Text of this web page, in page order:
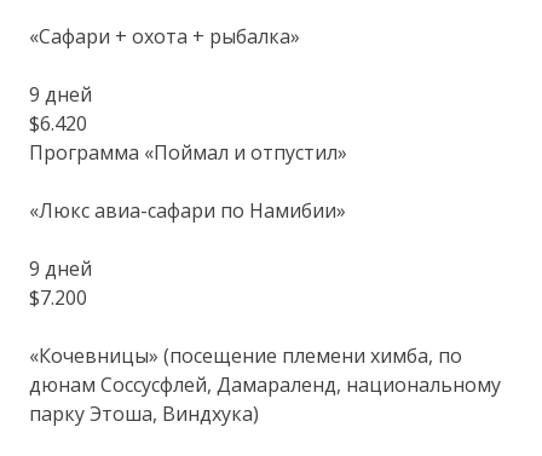
«Сафари + охота + рыбалка»
9 дней
$6.420
Программа «Поймал и отпустил»
«Люкс авиа-сафари по Намибии»
9 дней
$7.200
«Кочевницы» (посещение племени химба, по
дюнам Соссусфлей, Дамараленд, национальному
парку Этоша, Виндхука)